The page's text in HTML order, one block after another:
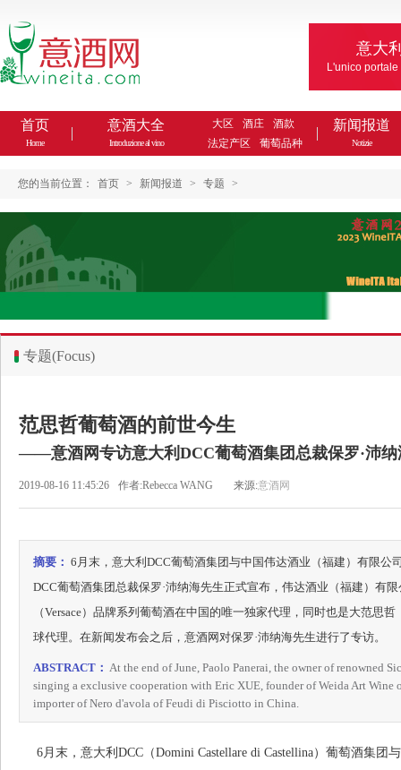
意大
L'unico
首页
Home
意酒大全
Introduzione al vino
大区 酒庄
酒款
法定产区
葡萄品种
新闻报道
Notizie
您的当前位置： 首页 > 新闻报道 > 专题 >
专题(Focus)
范思哲葡萄酒的前世今生
——意酒网专访意大利DCC葡萄酒集团总裁保罗·沛纳
2019-08-16 11:45:26 作者:Rebecca WANG 来源:意酒网
摘要： 6月末，意大利DCC葡萄酒集团与中国伟达酒业（福建）有限公
DCC葡萄酒集团总裁保罗·沛纳海先生正式宣布，伟达酒业（福建）有
（Versace）品牌系列葡萄酒在中国的唯一独家代理，同时也是大范思
球代理。在新闻发布会之后，意酒网对保罗·沛纳海先生进行了专访。
ABSTRACT： At the end of June, Paolo Panerai, the owner of renowned
singing a exclusive cooperation with Eric XUE, founder of Weida Art
importer of Nero d'avola of Feudi di Pisciotto in China.
6月末，意大利DCC（Domini Castellare di Castellina）葡萄酒集团